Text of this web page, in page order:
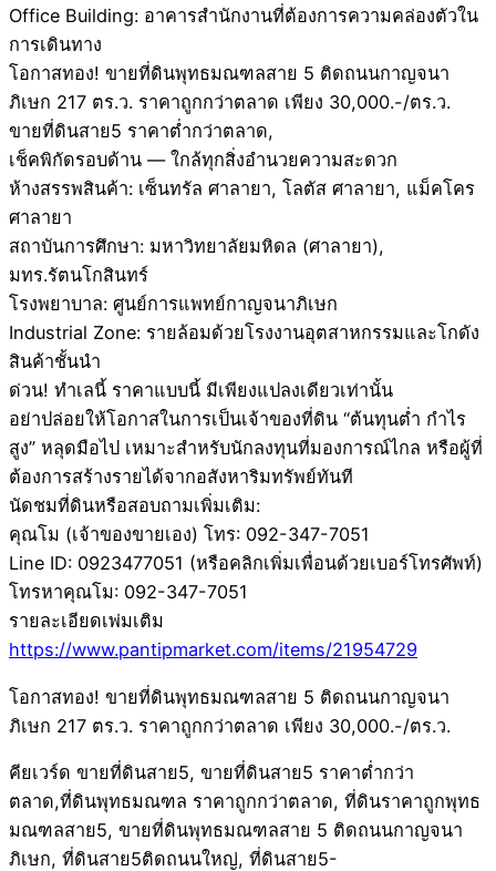
Office Building: อาคารสำนักงานที่ต้องการความคล่องตัวใน
การเดินทาง
โอกาสทอง! ขายที่ดินพุทธมณฑลสาย 5 ติดถนนกาญจนา
ภิเษก 217 ตร.ว. ราคาถูกกว่าตลาด เพียง 30,000.-/ตร.ว.
ขายที่ดินสาย5 ราคาต่ำกว่าตลาด,
เช็คพิกัดรอบด้าน — ใกล้ทุกสิ่งอำนวยความสะดวก
ห้างสรรพสินค้า: เซ็นทรัล ศาลายา, โลตัส ศาลายา, แม็คโคร
ศาลายา
สถาบันการศึกษา: มหาวิทยาลัยมหิดล (ศาลายา),
มทร.รัตนโกสินทร์
โรงพยาบาล: ศูนย์การแพทย์กาญจนาภิเษก
Industrial Zone: รายล้อมด้วยโรงงานอุตสาหกรรมและโกดัง
สินค้าชั้นนำ
ด่วน! ทำเลนี้ ราคาแบบนี้ มีเพียงแปลงเดียวเท่านั้น
อย่าปล่อยให้โอกาสในการเป็นเจ้าของที่ดิน “ต้นทุนต่ำ กำไร
สูง” หลุดมือไป เหมาะสำหรับนักลงทุนที่มองการณ์ไกล หรือผู้ที่
ต้องการสร้างรายได้จากอสังหาริมทรัพย์ทันที
นัดชมที่ดินหรือสอบถามเพิ่มเติม:
คุณโม (เจ้าของขายเอง) โทร: 092-347-7051
Line ID: 0923477051 (หรือคลิกเพิ่มเพื่อนด้วยเบอร์โทรศัพท์)
โทรหาคุณโม: 092-347-7051
รายละเอียดเพ่มเติม
https://www.pantipmarket.com/items/21954729
โอกาสทอง! ขายที่ดินพุทธมณฑลสาย 5 ติดถนนกาญจนา
ภิเษก 217 ตร.ว. ราคาถูกกว่าตลาด เพียง 30,000.-/ตร.ว.
คียเวร์ด ขายที่ดินสาย5, ขายที่ดินสาย5 ราคาต่ำกว่า
ตลาด,ที่ดินพุทธมณฑล ราคาถูกกว่าตลาด, ที่ดินราคาถูกพุทธ
มณฑลสาย5, ขายที่ดินพุทธมณฑลสาย 5 ติดถนนกาญจนา
ภิเษก, ที่ดินสาย5ติดถนนใหญ่, ที่ดินสาย5-